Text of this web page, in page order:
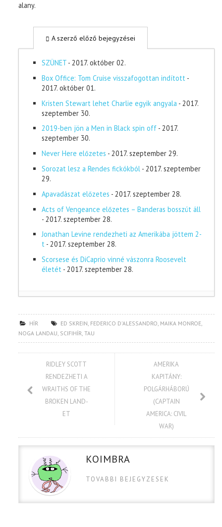
alany.
A szerző előző bejegyzései
SZÜNET - 2017. október 02.
Box Office: Tom Cruise visszafogottan indított -
2017. október 01.
Kristen Stewart lehet Charlie egyik angyala - 2017.
szeptember 30.
2019-ben jön a Men in Black spin off - 2017.
szeptember 30.
Never Here előzetes - 2017. szeptember 29.
Sorozat lesz a Rendes fickókból - 2017. szeptember
29.
Apavadászat előzetes - 2017. szeptember 28.
Acts of Vengeance előzetes – Banderas bosszút áll
- 2017. szeptember 28.
Jonathan Levine rendezheti az Amerikába jöttem 2-
t - 2017. szeptember 28.
Scorsese és DiCaprio vinné vászonra Roosevelt
életét - 2017. szeptember 28.
HÍR ED SKREIN, FEDERICO D'ALESSANDRO, MAIKA MONROE,
NOGA LANDAU, SCIFIHÍR,TAU
RIDLEY SCOTT
RENDEZHETI A
WRAITHS OF THE
BROKEN LAND-
ET
AMERIKA
KAPITÁNY:
POLGÁRHÁBORÚ
(CAPTAIN
AMERICA: CIVIL
WAR)
KOIMBRA
TOVABBI BEJEGYZESEK